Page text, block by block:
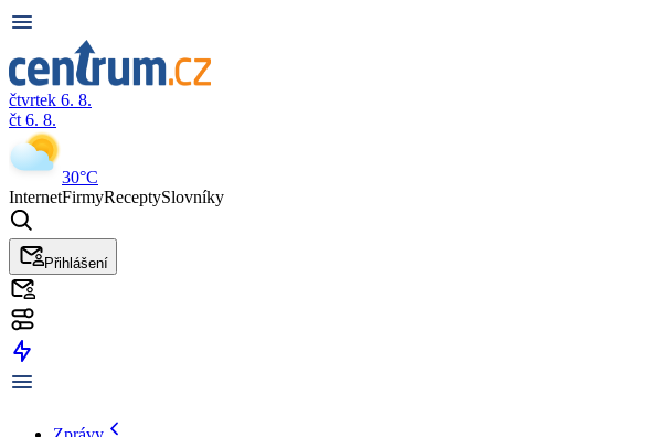
čtvrtek 6. 8.
čt 6. 8.
30°C
InternetFirmyReceptySlovníky
Přihlášení